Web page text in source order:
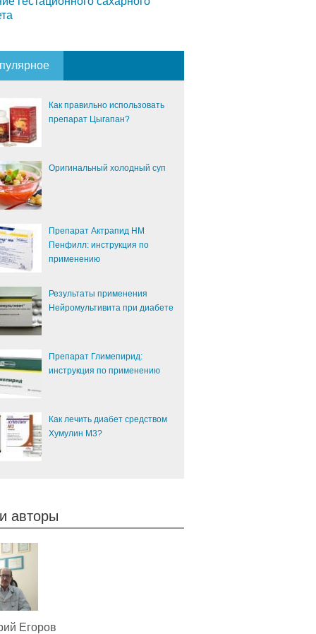
Как правильно использовать
препарат Цыгапан?
Оригинальный холодный суп
Препарат Актрапид НМ
Пенфилл: инструкция по
применению
Результаты применения
Нейромультивита при диабете
Препарат Глимепирид:
инструкция по применению
Как лечить диабет средством
Хумулин М3?
авторы
Егоров